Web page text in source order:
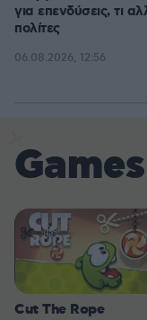
για επενδύσεις, τι
πολίτες
06.08.2026, 12:56
Games
Cut The Rope